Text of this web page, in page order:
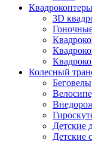
Квадрокоптеры
3D
Колесный
Беговелы
Детские
Детские